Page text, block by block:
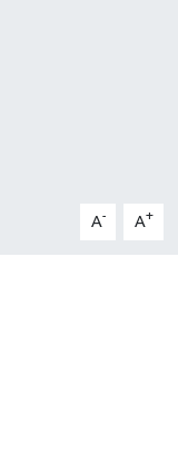
A- A+